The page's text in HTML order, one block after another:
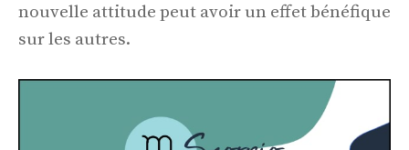
nouvelle attitude peut avoir un effet bénéfique
sur les autres.